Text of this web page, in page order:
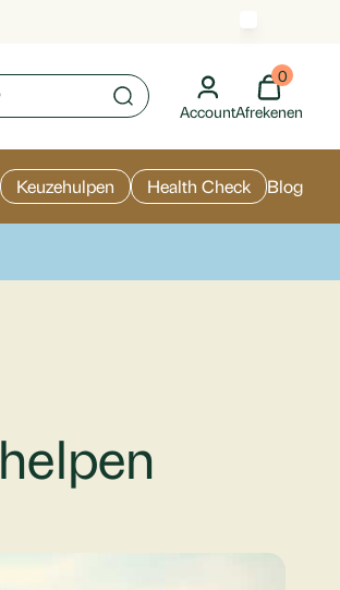
Account
0
Afrekenen
Keuzehulpen Health Check Blog